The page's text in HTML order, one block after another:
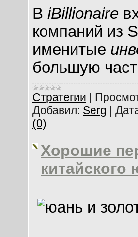
В iBillionaire
компаний из
именитые
большую
Cтратегии |
Добавил: Serg |
(0)
Хорошие
китайского